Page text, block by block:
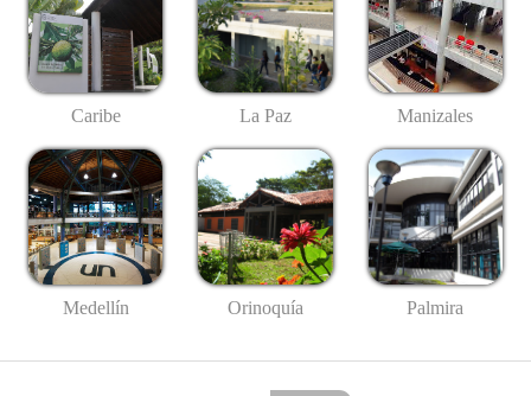
Caribe La Paz Manizales
Medellín Orinoquía Palmira